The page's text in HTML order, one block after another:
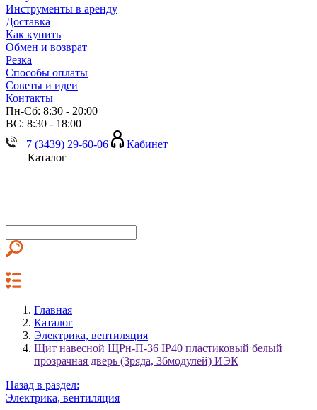
Инструменты в аренду
Доставка
Как купить
Обмен и возврат
Резка
Способы оплаты
Советы и идеи
Контакты
Пн-Сб: 8:30 - 20:00
ВС: 8:30 - 18:00
+7 (3439) 29-60-06
Кабинет
Каталог
Главная
Каталог
Электрика, вентиляция
Щит навесной ЩРн-П-36 IP40 пластиковый белый
прозрачная дверь (3ряда, 36модулей) ИЭК
Назад в раздел:
Электрика, вентиляция